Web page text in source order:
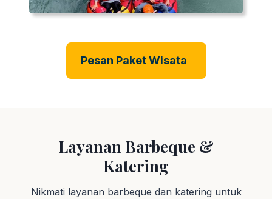
Pesan Paket Wisata
Layanan Barbeque &
Katering
Nikmati layanan barbeque dan katering untuk